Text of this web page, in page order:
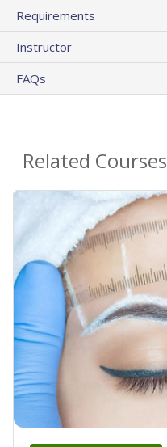
Requirements
Instructor
FAQs
Related Courses